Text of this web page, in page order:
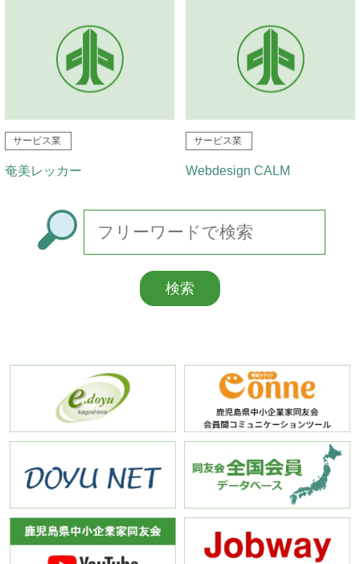
サービス業
奄美レッカー
サービス業
Webdesign CALM